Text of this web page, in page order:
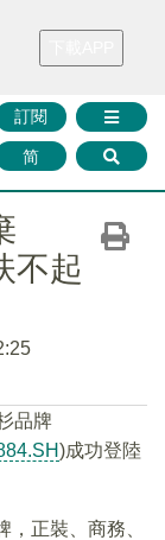
華證券 媒體矩陣
訂閱
简
不起
品牌
)成功登陸
正裝、商務、